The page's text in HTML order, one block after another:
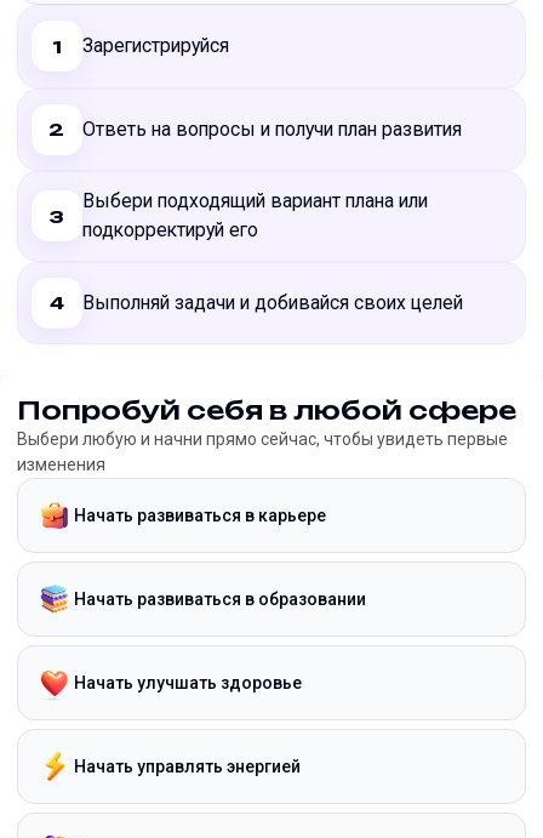
1 Зарегистрируйся
2 Ответь на вопросы и получи план развития
3
Выбери подходящий вариант плана или
подкорректируй его
4 Выполняй задачи и добивайся своих целей
Попробуй себя в любой сфере
Выбери любую и начни прямо сейчас, чтобы увидеть первые
изменения
Начать развиваться в карьере
Начать развиваться в образовании
Начать улучшать здоровье
Начать управлять энергией